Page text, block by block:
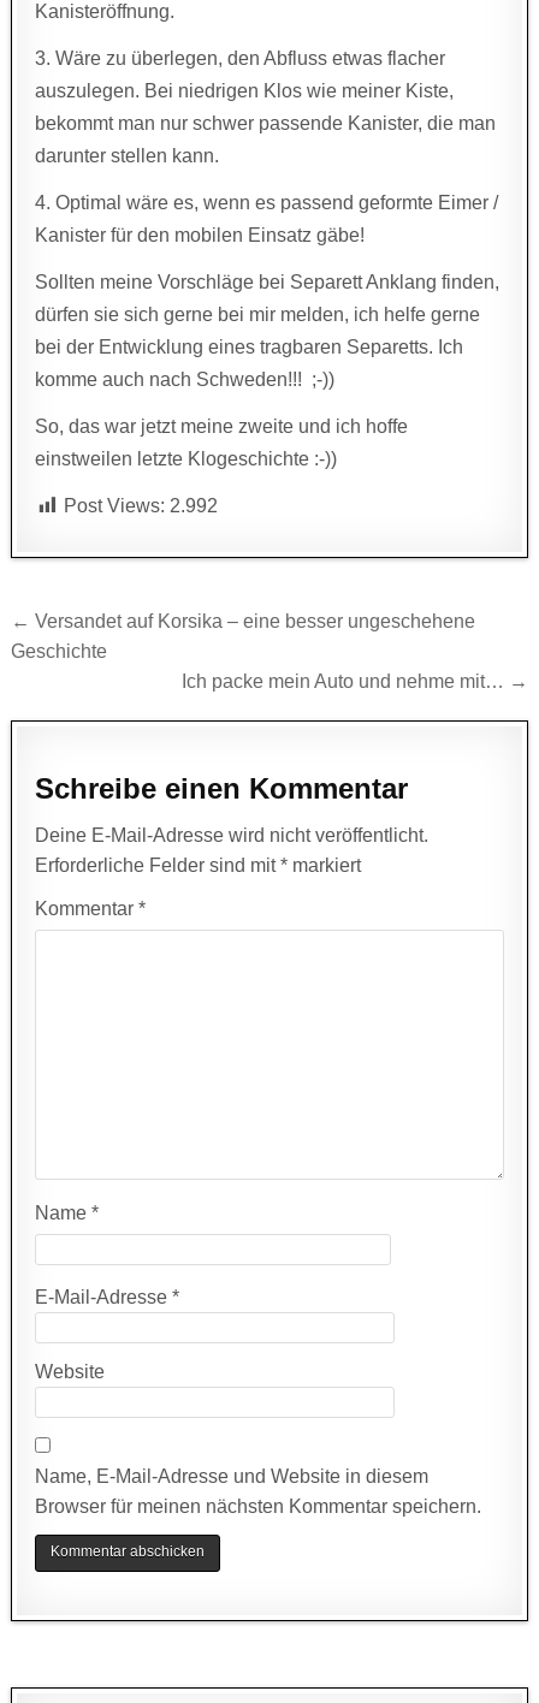
Kanisteröffnung.
3. Wäre zu überlegen, den Abfluss etwas flacher
auszulegen. Bei niedrigen Klos wie meiner Kiste,
bekommt man nur schwer passende Kanister, die man
darunter stellen kann.
4. Optimal wäre es, wenn es passend geformte Eimer /
Kanister für den mobilen Einsatz gäbe!
Sollten meine Vorschläge bei Separett Anklang finden,
dürfen sie sich gerne bei mir melden, ich helfe gerne
bei der Entwicklung eines tragbaren Separetts. Ich
komme auch nach Schweden!!! ;-))
So, das war jetzt meine zweite und ich hoffe
einstweilen letzte Klogeschichte :-))
Post Views: 2.992
Beitragsnavigation
← Versandet auf Korsika – eine besser ungeschehene
Geschichte
Ich packe mein Auto und nehme mit… →
Schreibe einen Kommentar
Deine E-Mail-Adresse wird nicht veröffentlicht.
Erforderliche Felder sind mit* markiert
Kommentar*
Name*
E-Mail-Adresse*
Website
Name, E-Mail-Adresse und Website in diesem
Browser für meinen nächsten Kommentar speichern.